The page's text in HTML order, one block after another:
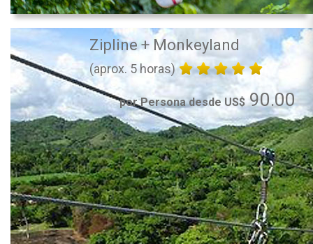
Zipline + Monkeyland
(aprox. 5 horas)
por Persona desde US$90.00